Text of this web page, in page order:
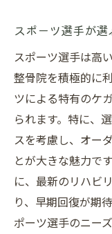
スポーツ選手が
スポーツ選手は高
整骨院を積極的に
ツによる特有のケ
られます。特に、
スを考慮し、オー
とが大きな魅力で
に、最新のリハビ
り、早期回復が期
ポーツ選手のニー